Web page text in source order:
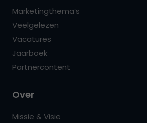
Marketingthema’s
Veelgelezen
Vacatures
Jaarboek
Partnercontent
Over
Missie & Visie